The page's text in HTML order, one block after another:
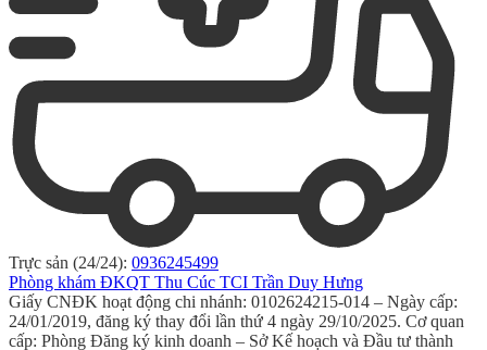
Trực sản (24/24): 0936245499
Phòng khám ĐKQT Thu Cúc TCI Trần Duy Hưng
Giấy CNĐK hoạt động chi nhánh: 0102624215-014 – Ngày cấp:
24/01/2019, đăng ký thay đổi lần thứ 4 ngày 29/10/2025. Cơ quan
cấp: Phòng Đăng ký kinh doanh – Sở Kế hoạch và Đầu tư thành